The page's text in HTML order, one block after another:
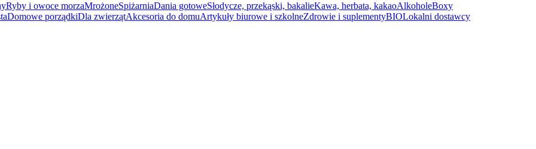
Ryby i owoce morzaMrożoneSpiżarniaDania gotoweSłodycze, przekąski, bakalieKawa, herbata, kakaoAlkoholeBoxy
Domowe porządkiDla zwierzątAkcesoria do domuArtykuły biurowe i szkolneZdrowie i suplementyBIOLokalni dostawcy